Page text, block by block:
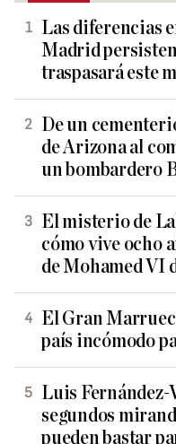
Las diferencias
Madrid
traspasará este
De un
de Arizona al
un bombardero
El misterio de
cómo vive ocho
de Mohamed VI
El Gran
país incómodo
Luis Fernández-
segundos
pueden bastar